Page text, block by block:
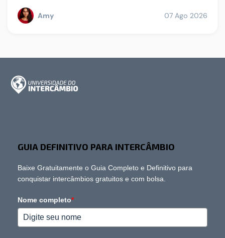
Amy 07 Ago 2026
GUIA DEFINITIVO PARA INTERCÂMBIO
Baixe Gratuitamente o Guia Completo e Definitivo para
conquistar intercâmbios gratuitos e com bolsa.
Nome completo*